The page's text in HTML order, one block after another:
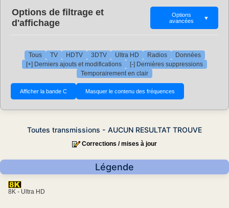
Options de filtrage et
d'affichage
Options
avancées
▼
Tous TV HDTV 3DTV Ultra HD Radios
Données
[+] Derniers ajouts et modifications
[-] Dernières suppressions
Temporairement en clair
Toutes transmissions - AUCUN RESULTAT TROUVE
Corrections / mises à jour
Légende
8K - Ultra HD